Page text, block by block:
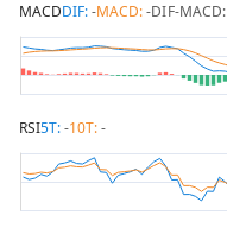
MACDDIF:-MACD:-DIF-MACD:
RSI5T:-10T:-